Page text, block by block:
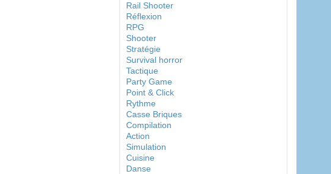
Rail Shooter
Réflexion
RPG
Shooter
Stratégie
Survival horror
Tactique
Party Game
Point & Click
Rythme
Casse Briques
Compilation
Action
Simulation
Cuisine
Danse